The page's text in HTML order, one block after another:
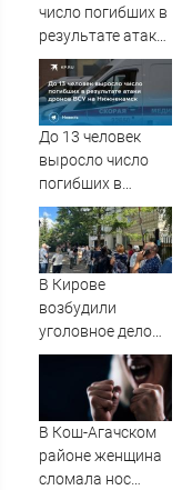
число погибших в
результате атаки
дронов ВСУ на
Нижнекамск -
Новости на
Вести.ru
До 13 человек
выросло число
погибших в
результате атаки
дронов ВСУ на
Нижнекамск
В Кирове
возбудили
уголовное дело
после обращений
пайщиков «Дело и
Деньги»
В Кош-Агачском
районе женщина
сломала нос